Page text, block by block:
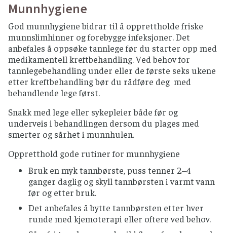
råvarer, god kjøling og god hygiene.
Villfisk som skal spises rå, må dypfryses minst
et døgn. Gjelder ikke norsk oppdrettslaks
eller ørret.
Skjell og skalldyr serveres kun fullstendig
varmebehandlet.
Røkelaks og gravlaks er kun delvis anbefalt,
snakk med din behandlende lege om det er
FRUKT, BÆR OG GRØNNSAKER
Grønnsaker og frukt som skal spises rått bør
skylles grundig
Alle bær bør helst varmebehandles, særlig
viktig for bær fra utlandet
Benytt helst pasteurisert fruktjuice og
smoothies.
Importert rå minimais, sukkererter og
Munnhygiene
God munnhygiene bidrar til å opprettholde friske
munnslimhinner og forebygge infeksjoner. Det
anbefales å oppsøke tannlege før du starter opp med
medikamentell kreftbehandling. Ved behov for
tannlegebehandling under eller de første seks ukene
etter kreftbehandling bør du rådføre deg med
behandlende lege først.
Snakk med lege eller sykepleier både før og
underveis i behandlingen dersom du plages med
smerter og sårhet i munnhulen.
Oppretthold gode rutiner for munnhygiene
Bruk en myk tannbørste, puss tenner 2–4
ganger daglig og skyll tannbørsten i varmt vann
før og etter bruk.
Det anbefales å bytte tannbørsten etter hver
runde med kjemoterapi eller oftere ved behov.